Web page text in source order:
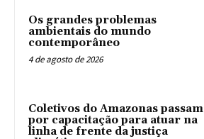
Os grandes problemas
ambientais do mundo
contemporâneo
4 de agosto de 2026
Coletivos do Amazonas passam
por capacitação para atuar na
linha de frente da justiça